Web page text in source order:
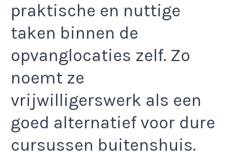
praktische en nuttige
taken binnen de
opvanglocaties zelf. Zo
noemt ze
vrijwilligerswerk als een
goed alternatief voor dure
cursussen buitenshuis.